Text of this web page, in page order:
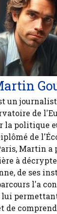
un
de
la politique
de
Martin a
à
de ses
l'a
de